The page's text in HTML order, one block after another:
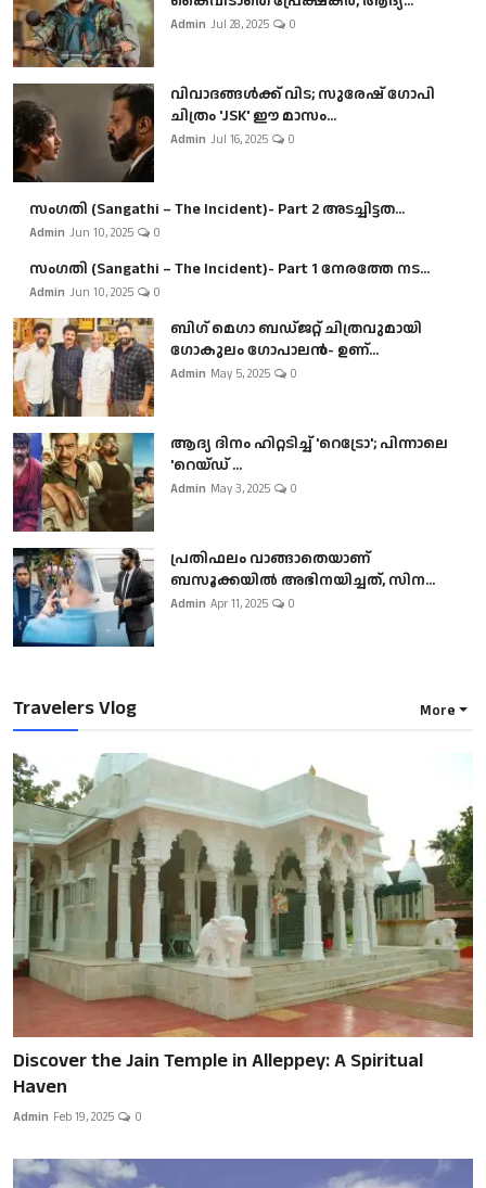
Admin Jul 28, 2025 0
വിവാദങ്ങൾക്ക് വിട; സുരേഷ് ഗോപി
ചിത്രം 'JSK' ഈ മാസം...
Admin Jul 16, 2025 0
സംഗതി (Sangathi – The Incident)- Part 2 അടച്ചിട്ടത...
Admin Jun 10, 2025 0
സംഗതി (Sangathi – The Incident)- Part 1 നേരത്തേ നട...
Admin Jun 10, 2025 0
ബി​ഗ് മെഗാ ബഡ്ജറ്റ് ചിത്രവുമായി
ഗോകുലം ഗോപാലൻ- ഉണ്...
Admin May 5, 2025 0
ആദ്യ ദിനം ഹിറ്റടിച്ച് 'റെട്രോ'; പിന്നാലെ
'റെയ്ഡ് ...
Admin May 3, 2025 0
പ്രതിഫലം വാങ്ങാതെയാണ്
ബസൂക്കയില്‍ അഭിനയിച്ചത്, സിന...
Admin Apr 11, 2025 0
Travelers Vlog More
Discover the Jain Temple in Alleppey: A Spiritual
Haven
Admin Feb 19, 2025 0